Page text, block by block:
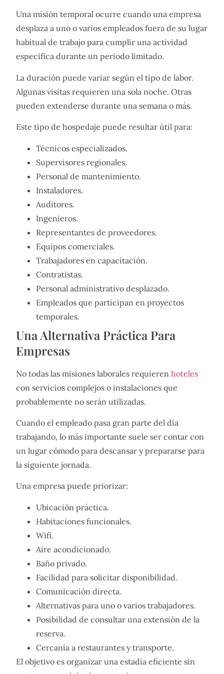
Una misión temporal ocurre cuando una empresa
desplaza a uno o varios empleados fuera de su lugar
habitual de trabajo para cumplir una actividad
específica durante un periodo limitado.
La duración puede variar según el tipo de labor.
Algunas visitas requieren una sola noche. Otras
pueden extenderse durante una semana o más.
Este tipo de hospedaje puede resultar útil para:
Técnicos especializados.
Supervisores regionales.
Personal de mantenimiento.
Instaladores.
Auditores.
Ingenieros.
Representantes de proveedores.
Equipos comerciales.
Trabajadores en capacitación.
Contratistas.
Personal administrativo desplazado.
Empleados que participan en proyectos
temporales.
Una Alternativa Práctica Para
Empresas
No todas las misiones laborales requieren hoteles
con servicios complejos o instalaciones que
probablemente no serán utilizadas.
Cuando el empleado pasa gran parte del día
trabajando, lo más importante suele ser contar con
un lugar cómodo para descansar y prepararse para
la siguiente jornada.
Una empresa puede priorizar:
Ubicación práctica.
Habitaciones funcionales.
Wifi.
Aire acondicionado.
Baño privado.
Facilidad para solicitar disponibilidad.
Comunicación directa.
Alternativas para uno o varios trabajadores.
Posibilidad de consultar una extensión de la
reserva.
Cercanía a restaurantes y transporte.
El objetivo es organizar una estadía eficiente sin